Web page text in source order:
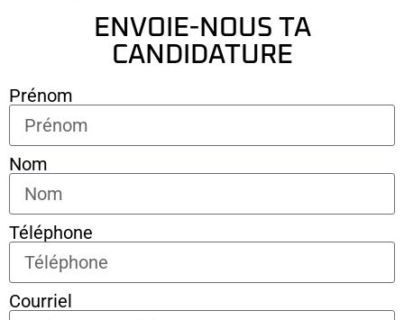
ENVOIE-NOUS TA
CANDIDATURE
Prénom
Nom
Téléphone
Courriel